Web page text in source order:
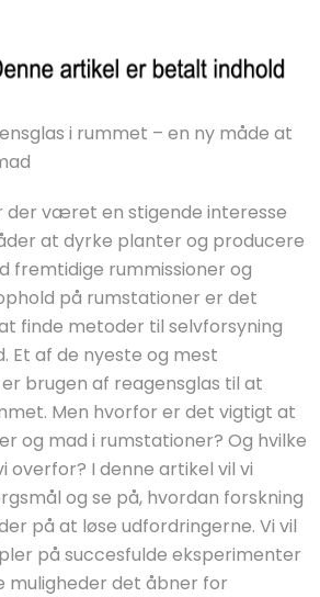
i rummet – en ny måde at
der været en stigende interesse
at dyrke planter og producere
fremtidige rummissioner og
på rumstationer er det
finde metoder til selvforsyning
af de nyeste og mest
brugen af reagensglas til at
Men hvorfor er det vigtigt at
og mad i rumstationer? Og hvilke
overfor? I denne artikel vil vi
og se på, hvordan forskning
på at løse udfordringerne. Vi vil
på succesfulde eksperimenter
muligheder det åbner for